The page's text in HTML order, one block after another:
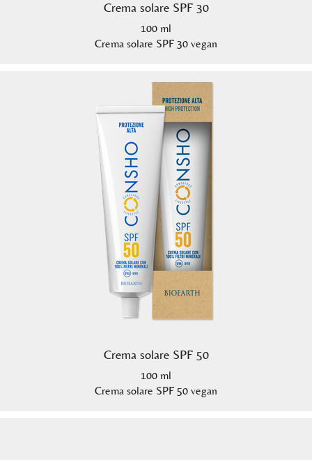
Crema solare SPF 30
100 ml
Crema solare SPF 30 vegan
Crema solare SPF 50
100 ml
Crema solare SPF 50 vegan